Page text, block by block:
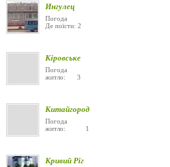
Ингулец
Погода
Де поїсти: 2
Кіровське
Погода
житло: 3
Китайгород
Погода
житло: 1
Кривий Ріг